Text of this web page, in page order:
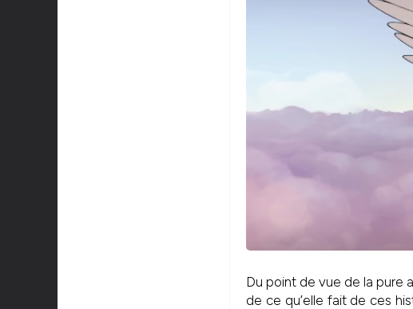
Du point de vue de la pure
de ce qu’elle fait de ces